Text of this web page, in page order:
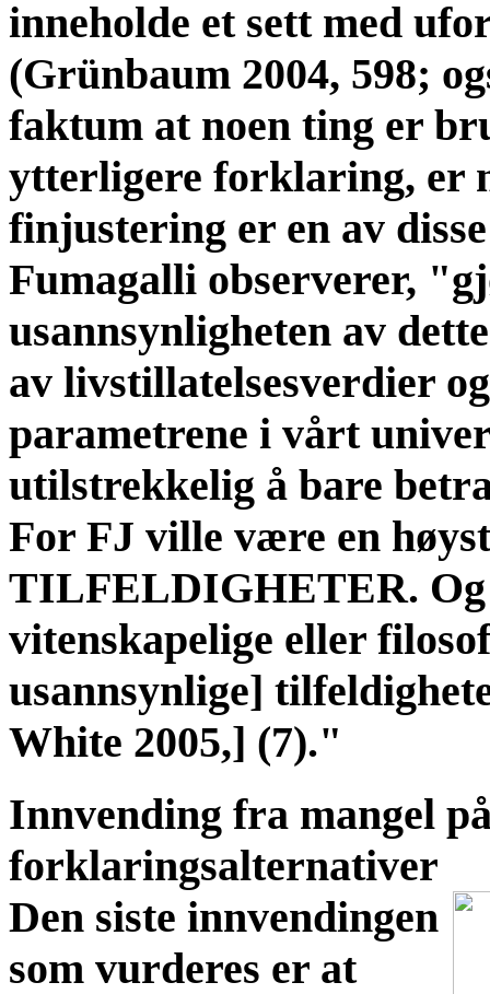
inneholde et sett med
(Grünbaum 2004, 598;
faktum at noen ting er
ytterligere forklaring, er
finjustering er en av
Fumagalli observerer,
usannsynligheten av
av livstillatelsesverdier
parametrene i vårt
utilstrekkelig å bare
For FJ ville være en
TILFELDIGHETER. Og
vitenskapelige eller
usannsynlige]
White 2005,] (7)."
Innvending fra mangel
forklaringsalternativer
Den siste innvendingen
som vurderes er at